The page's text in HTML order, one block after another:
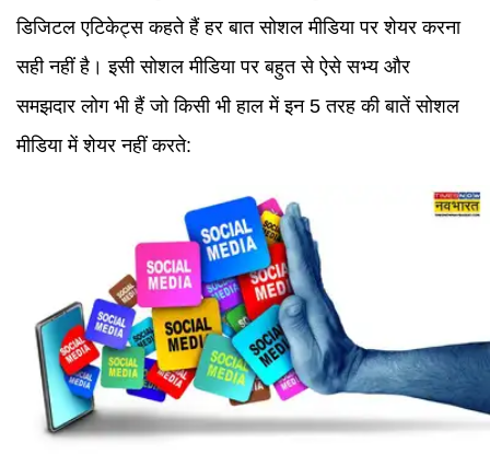
डिजिटल एटिकेट्स कहते हैं हर बात सोशल मीडिया पर शेयर करना
सही नहीं है। इसी सोशल मीडिया पर बहुत से ऐसे सभ्य और
समझदार लोग भी हैं जो किसी भी हाल में इन 5 तरह की बातें सोशल
मीडिया में शेयर नहीं करते: